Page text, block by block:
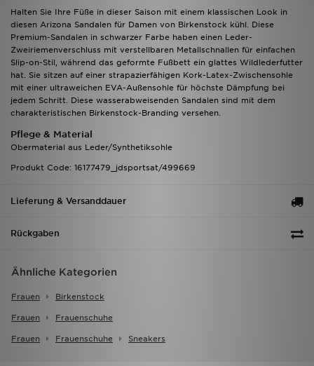
Halten Sie Ihre Füße in dieser Saison mit einem klassischen Look in
diesen Arizona Sandalen für Damen von Birkenstock kühl. Diese
Premium-Sandalen in schwarzer Farbe haben einen Leder-
Zweiriemenverschluss mit verstellbaren Metallschnallen für einfachen
Slip-on-Stil, während das geformte Fußbett ein glattes Wildlederfutter
hat. Sie sitzen auf einer strapazierfähigen Kork-Latex-Zwischensohle
mit einer ultraweichen EVA-Außensohle für höchste Dämpfung bei
jedem Schritt. Diese wasserabweisenden Sandalen sind mit dem
charakteristischen Birkenstock-Branding versehen.
Pflege & Material
Obermaterial aus Leder/Synthetiksohle
Produkt Code: 16177479_jdsportsat/499669
Lieferung & Versanddauer
Rückgaben
Ähnliche Kategorien
Frauen Birkenstock
Frauen Frauenschuhe
Frauen Frauenschuhe Sneakers